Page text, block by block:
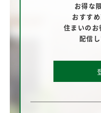
お得な
おすす
住まいの
配信